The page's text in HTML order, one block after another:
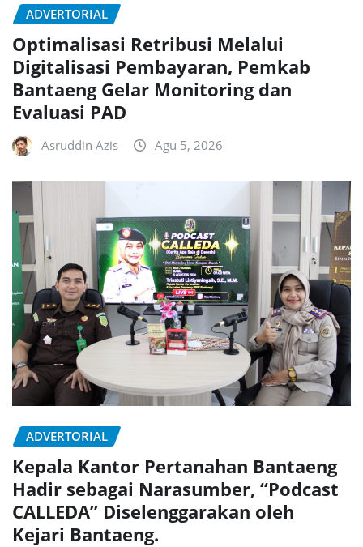
ADVERTORIAL
Optimalisasi Retribusi Melalui
Digitalisasi Pembayaran, Pemkab
Bantaeng Gelar Monitoring dan
Evaluasi PAD
Asruddin Azis Agu 5, 2026
ADVERTORIAL
Kepala Kantor Pertanahan Bantaeng
Hadir sebagai Narasumber, “Podcast
CALLEDA” Diselenggarakan oleh
Kejari Bantaeng.